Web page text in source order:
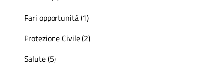
Pari opportunità (1)
Protezione Civile (2)
Salute (5)